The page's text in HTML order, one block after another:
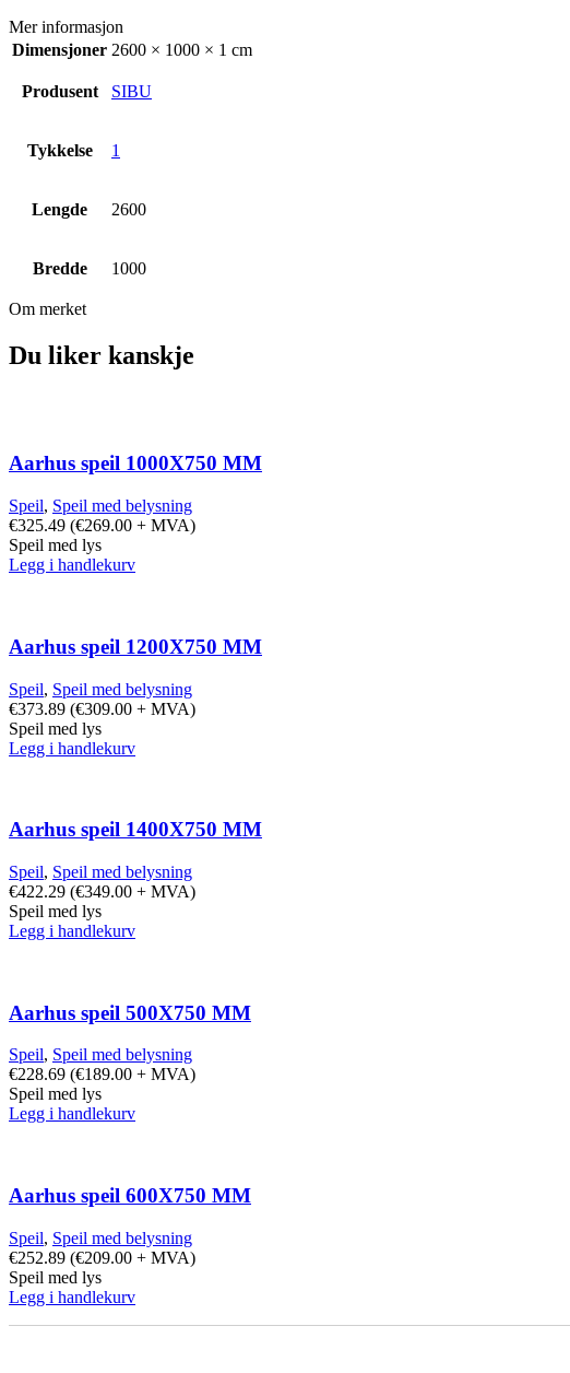
Mer informasjon
Dimensjoner 2600 × 1000 × 1 cm
Produsent SIBU
Tykkelse 1
Lengde 2600
Bredde 1000
Om merket
Du liker kanskje
Aarhus speil 1000X750 MM
Speil, Speil med belysning
€325.49 (€269.00 + MVA)
Speil med lys
Legg i handlekurv
Aarhus speil 1200X750 MM
Speil, Speil med belysning
€373.89 (€309.00 + MVA)
Speil med lys
Legg i handlekurv
Aarhus speil 1400X750 MM
Speil, Speil med belysning
€422.29 (€349.00 + MVA)
Speil med lys
Legg i handlekurv
Aarhus speil 500X750 MM
Speil, Speil med belysning
€228.69 (€189.00 + MVA)
Speil med lys
Legg i handlekurv
Aarhus speil 600X750 MM
Speil, Speil med belysning
€252.89 (€209.00 + MVA)
Speil med lys
Legg i handlekurv